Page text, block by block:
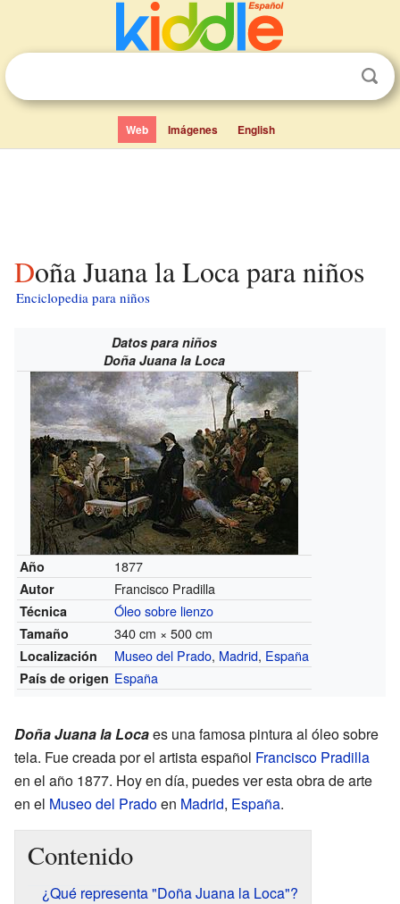
Web Imágenes English
Doña Juana la Loca para niños
Enciclopedia para niños
Datos para niños
Doña Juana la Loca
Año 1877
Autor Francisco Pradilla
Técnica Óleo sobre lienzo
Tamaño 340 cm × 500 cm
Localización Museo del Prado, Madrid, España
País de origen España
Doña Juana la Locaes una famosa pintura al óleo sobre
tela. Fue creada por el artista español Francisco Pradilla
en el año 1877. Hoy en día, puedes ver esta obra de arte
en el Museo del Pradoen Madrid, España.
Contenido
¿Qué representa "Doña Juana la Loca"?